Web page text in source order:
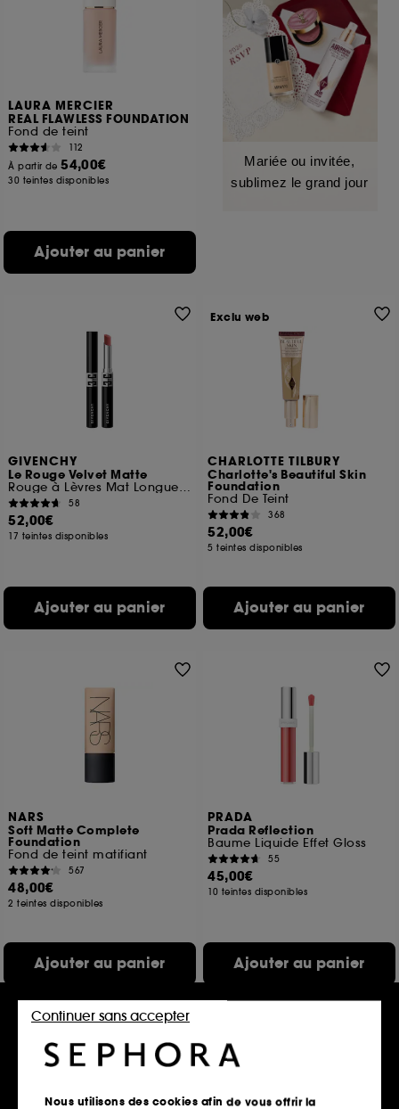
LAURA MERCIER
REAL FLAWLESS FOUNDATION
Fond de teint
112
À partir de54,00€
30 teintes disponibles
Ajouter au panier
Mariée ou invitée,
sublimez le grand jour
GIVENCHY
Le Rouge Velvet Matte
Rouge à Lèvres Mat Longue Tenue Effet Repulpant
58
52,00€
17 teintes disponibles
Ajouter au panier
CHARLOTTE TILBURY
Charlotte's Beautiful Skin
Foundation
Fond De Teint
368
52,00€
5 teintes disponibles
Ajouter au panier
Exclu web
NARS
Soft Matte Complete
Foundation
Fond de teint matifiant
567
48,00€
2 teintes disponibles
Ajouter au panier
PRADA
Prada Reflection
Baume Liquide Effet Gloss
55
45,00€
10 teintes disponibles
Ajouter au panier
Nous utilisons des cookies afin de vous offrir la
Continuer sans accepter